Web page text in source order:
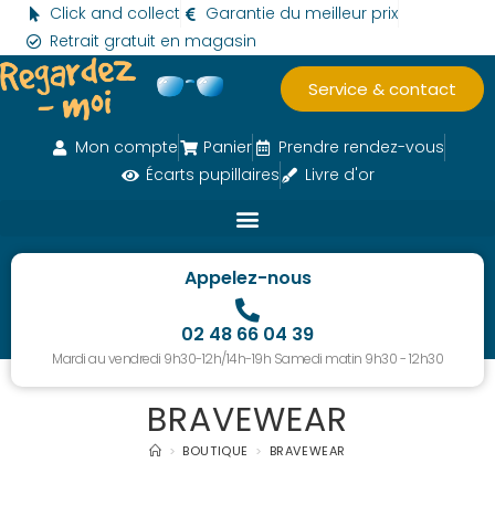
Click and collect
Garantie du meilleur prix
Retrait gratuit en magasin
Service & contact
Mon compte Panier
Prendre rendez-vous
Écarts pupillaires
Livre d'or
Appelez-nous
02 48 66 04 39
Mardi au vendredi 9h30-12h/14h-19h Samedi matin 9h30 - 12h30
BRAVEWEAR
> BOUTIQUE > BRAVEWEAR